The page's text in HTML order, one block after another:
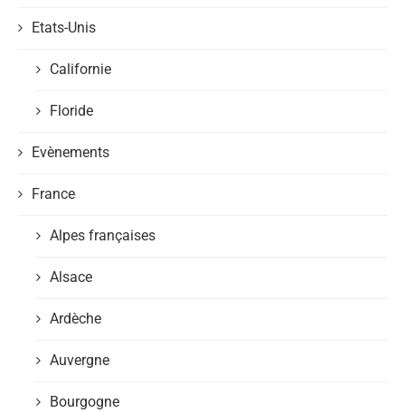
Etats-Unis
Californie
Floride
Evènements
France
Alpes françaises
Alsace
Ardèche
Auvergne
Bourgogne